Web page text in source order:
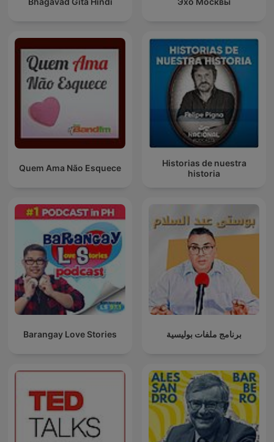
Quem Ama Não Esquece
Historias de nuestra
historia
Barangay Love Stories برنامج ملفات بوليسية